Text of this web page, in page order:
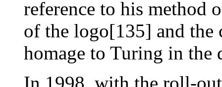
reference to his method
of the logo[135] and the
homage to Turing in
In 1998, with the roll-